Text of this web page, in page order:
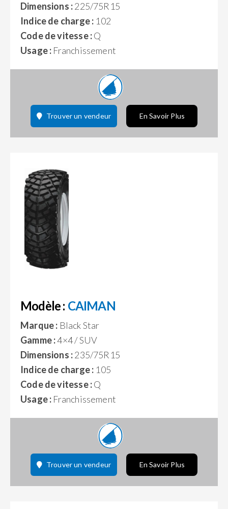
Dimensions :225/75R15
Indice de charge : 102
Code de vitesse :Q
Usage : Franchissement
Trouver un vendeur En Savoir Plus
Modèle : CAIMAN
Marque : Black Star
Gamme :4×4 / SUV
Dimensions :235/75R15
Indice de charge : 105
Code de vitesse :Q
Usage : Franchissement
Trouver un vendeur En Savoir Plus